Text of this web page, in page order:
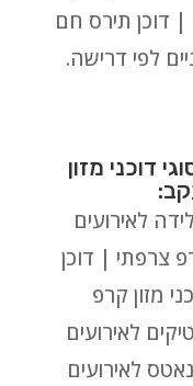
דוכן תירס חם
לפי דרישה.
ממבחר של מעל 20 סוגי דוכני מזון
לאירועים
צרפתי | דוכן
מזון קרפ
לאירועים
לאירועים